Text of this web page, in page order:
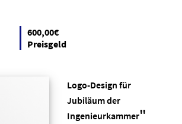
600,00€
Preisgeld
Logo-Design für
Jubiläum der
Ingenieurkammer"